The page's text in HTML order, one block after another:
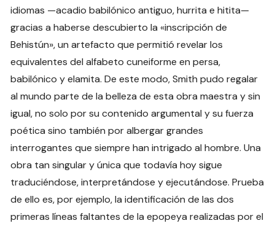
idiomas —acadio babilónico antiguo, hurrita e hitita­—
gracias a haberse descubierto la «inscripción de
Behistún», un artefacto que permitió revelar los
equivalentes del alfabeto cuneiforme en persa,
babilónico y elamita­. De este modo, Smith pudo regalar
al mundo parte de la belleza de esta obra maestra y sin
igual, no solo por su contenido argumental y su fuerza
poética sino también por albergar grandes
interrogantes que siempre han intrigado al hombre. Una
obra tan singular y única que todavía hoy sigue
traduciéndose, interpretándose y ejecutándose. Prueba
de ello es, por ejemplo, la identificación de las dos
primeras líneas faltantes de la epopeya realizadas por el